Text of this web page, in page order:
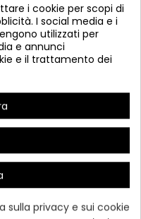
LED 20W
del Modello 20W del
i cookie per scopi di
I social media e i
utilizzati per
e annunci
e il trattamento dei
sulla privacy e sui cookie